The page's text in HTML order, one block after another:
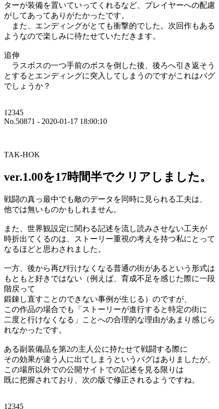
ターが装備を置いていってくれるなど、プレイヤーへの配慮
がしてあってありがたかったです。
また、エンディングがとても衝撃的でした。次回作もある
ようなので楽しみに待たせていただきます。
追伸
ラスボスの一つ手前のボスを倒した後、後ろへ引き返そう
とするとエンディングに突入してしまうのですがこれはバグ
でしょうか？
12345
No.50871 - 2020-01-17 18:00:10
TAK-HOK
ver.1.00を17時間半でクリアしました。
戦闘の真っ最中でも敵のデータを同時に見られる工夫は、
他では無いものかもしれません。
また、世界観設定に関わる記述を流し読みさせない工夫が
時折出てくるのは、ストーリー重視の考えを持つ私にとって
なるほどと思わされました。
一方、後から再び行けなくなる普通の街があるという形式は
もともと好きではない（例えば、育成不足を感じた際に一段
階戻って
鍛錬し直すことのできない事例が生じる）のですが、
この作品の場合でも「ストーリーが進行すると特定の街に
二度と行けなくなる」ことへの合理的な理由があまり感じら
れなかったです。
ある副装備品を第2の主人公に持たせて戦闘する際に
その効果が違う人に出てしまうというバグはありましたが、
この場所以外での公開サイトでの記述を見る限りは
既に把握されており、次の版で修正されるようですね。
12345